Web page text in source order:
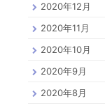
2020年12月
2020年11月
2020年10月
2020年9月
2020年8月